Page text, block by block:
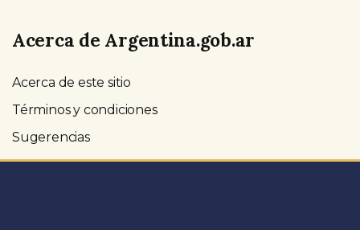
Acerca de Argentina.gob.ar
Acerca de este sitio
Términos y condiciones
Sugerencias